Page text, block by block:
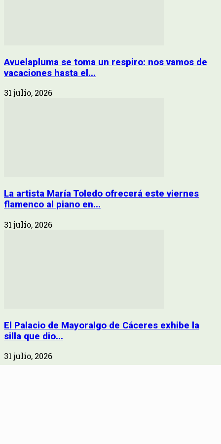
Avuelapluma se toma un respiro: nos vamos de
vacaciones hasta el...
31 julio, 2026
La artista María Toledo ofrecerá este viernes
flamenco al piano en...
31 julio, 2026
El Palacio de Mayoralgo de Cáceres exhibe la
silla que dio...
31 julio, 2026